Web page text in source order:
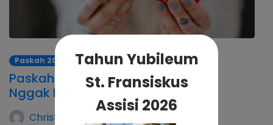
Paskah 2023
Paskah Sudah Lewat, Masih Wajib
Nggak Puasa dan Pantang?
Christina Andhika Setyanti
Tahun Yubileum
St. Fransiskus
Assisi 2026